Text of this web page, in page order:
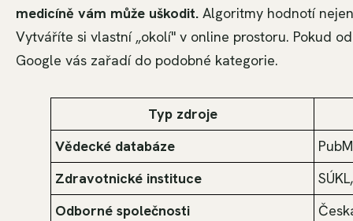
medicíně vám může uškodit. Algoritmy hodnotí
Vytváříte si vlastní „okolí" v online prostoru. Pokud
Google vás zařadí do podobné kategorie.
Typ zdroje
Vědecké databáze
Zdravotnické instituce
Odborné společnosti